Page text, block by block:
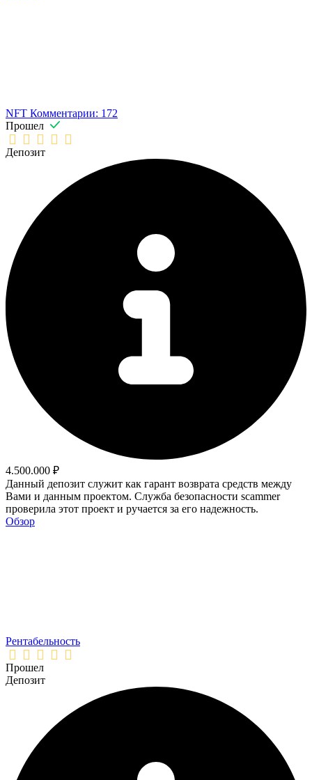
NFT Комментарии: 172
Прошел
Депозит
4.500.000 ₽
Данный депозит служит как гарант возврата средств между
Вами и данным проектом. Служба безопасности scammer
проверила этот проект и ручается за его надежность.
Обзор
Рентабельность
Прошел
Депозит